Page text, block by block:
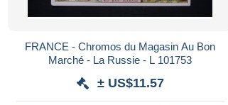
FRANCE - Chromos du Magasin Au Bon
Marché - La Russie - L 101753
± US$11.57